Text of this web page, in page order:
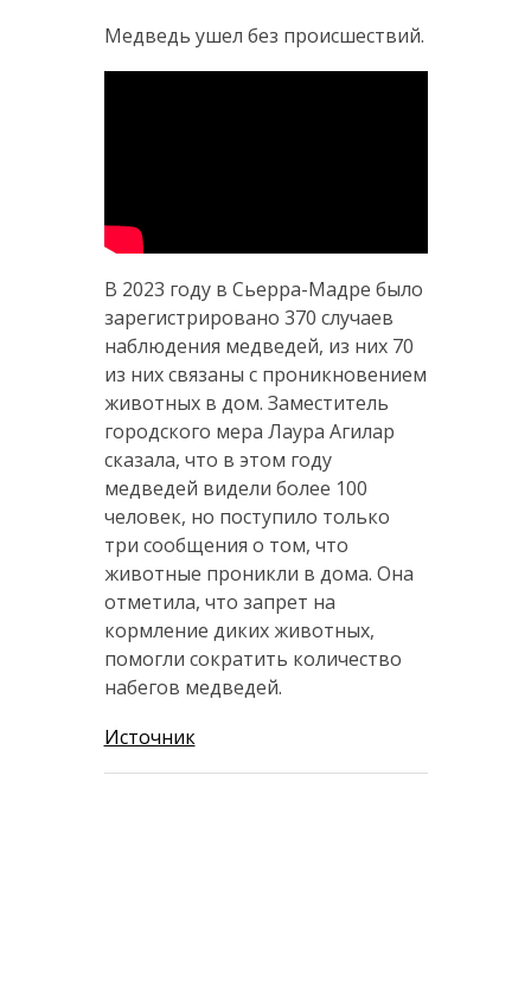
Медведь ушел без происшествий.
В 2023 году в Сьерра-Мадре было
зарегистрировано 370 случаев
наблюдения медведей, из них 70
из них связаны с проникновением
животных в дом. Заместитель
городского мера Лаура Агилар
сказала, что в этом году
медведей видели более 100
человек, но поступило только
три сообщения о том, что
животные проникли в дома. Она
отметила, что запрет на
кормление диких животных,
помогли сократить количество
набегов медведей.
Источник